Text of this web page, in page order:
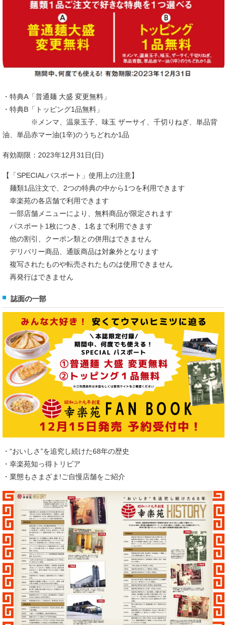
・特典A「普通麺 大盛 変更無料」
・特典B「トッピング1品無料」
※メンマ、温泉玉子、味玉 ザーサイ、千切りねぎ、単品背
油、単品赤マー油(1辛)のうちどれか1品
有効期限：2023年12月31日(日)
【「SPECIALパスポート」使用上の注意】
麺類1品注文で、2つの特典の中から1つを利用できます
幸楽苑の各店舗で利用できます
一部店舗メニューにより、無料商品が限定されます
パスポート1枚につき、1名まで利用できます
他の割引、クーポン類との併用はできません
デリバリー商品、通販商品は対象外となります
複写されたものや転売されたものは使用できません
再発行はできません
誌面の一部
・“おいしさ”を追究し続けた68年の歴史
・幸楽苑知っ得トリビア
・業態もさまざま!ご自慢店舗をご紹介